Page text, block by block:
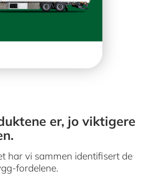
er, jo viktigere
har vi sammen identifisert de
fordelene.